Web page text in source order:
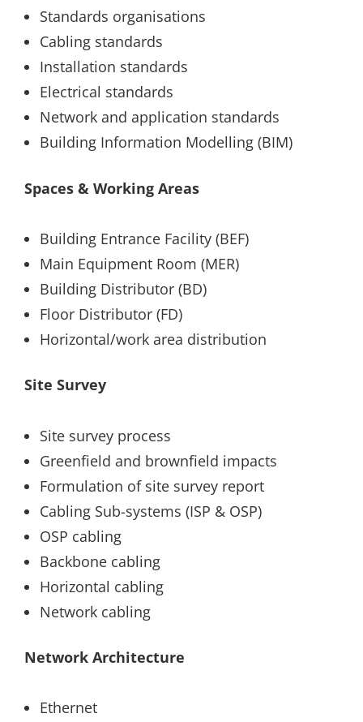
Standards organisations
Cabling standards
Installation standards
Electrical standards
Network and application standards
Building Information Modelling (BIM)
Spaces & Working Areas
Building Entrance Facility (BEF)
Main Equipment Room (MER)
Building Distributor (BD)
Floor Distributor (FD)
Horizontal/work area distribution
Site Survey
Site survey process
Greenfield and brownfield impacts
Formulation of site survey report
Cabling Sub-systems (ISP & OSP)
OSP cabling
Backbone cabling
Horizontal cabling
Network cabling
Network Architecture
Ethernet